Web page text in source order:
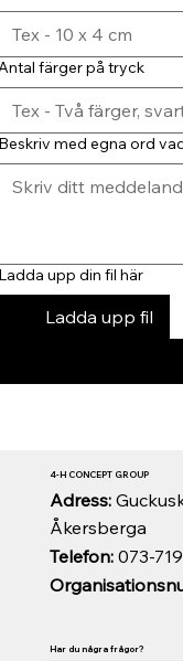
färger på tryck
med egna ord
upp din fil här
Ladda upp fil
Telefon:073-
Adress:
Åkersberga
4-H CONCEPT GROUP
Har du några frågor?